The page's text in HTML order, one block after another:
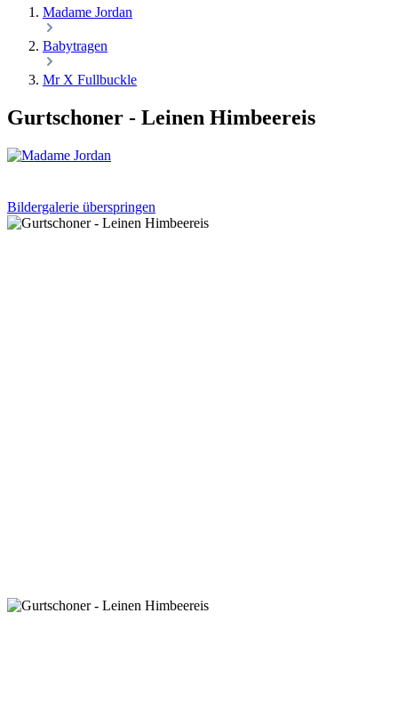
Madame Jordan
Babytragen
Mr X Fullbuckle
Gurtschoner - Leinen Himbeereis
Bildergalerie überspringen